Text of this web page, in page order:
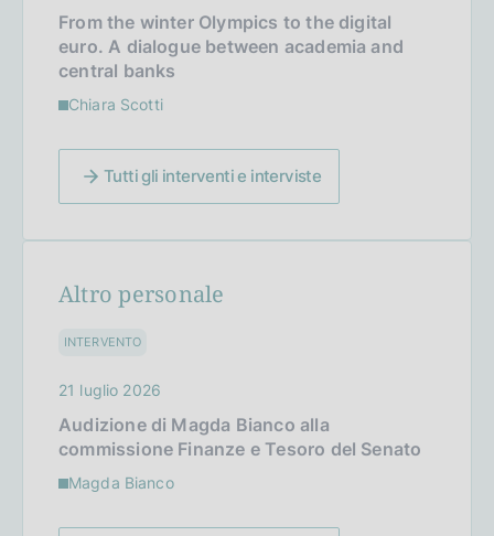
From the winter Olympics to the digital
euro. A dialogue between academia and
central banks
Chiara Scotti
Tutti gli interventi e interviste
Altro personale
INTERVENTO
21 luglio 2026
Audizione di Magda Bianco alla
commissione Finanze e Tesoro del Senato
Magda Bianco